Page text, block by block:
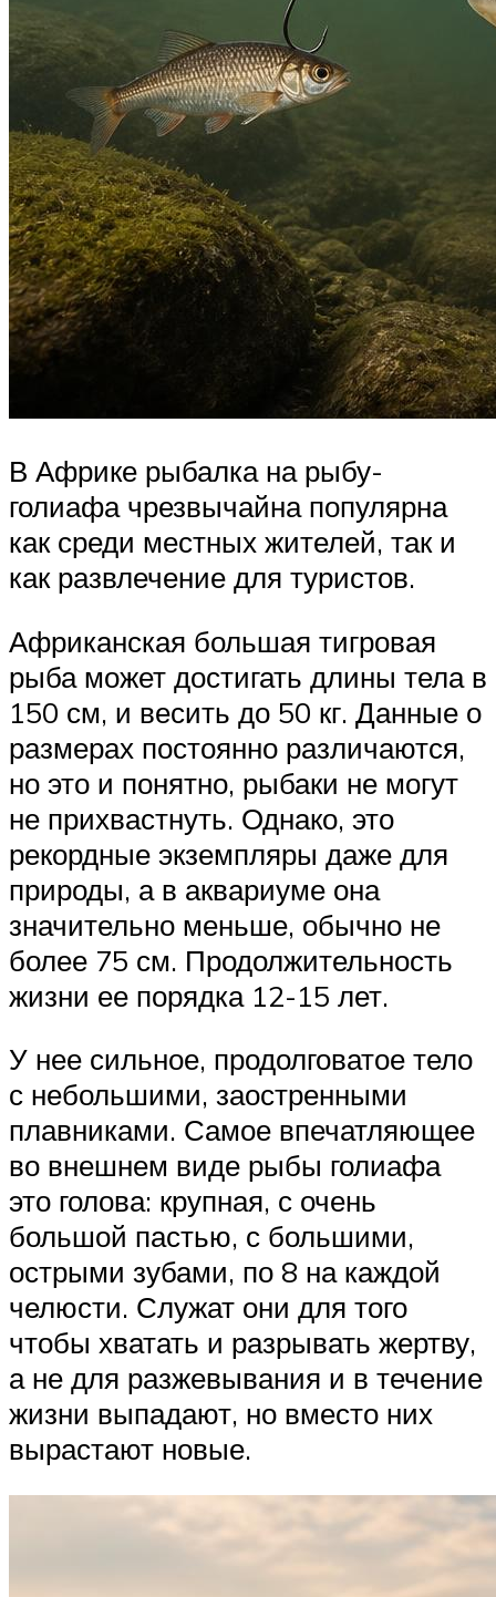
В Африке рыбалка на рыбу-
голиафа чрезвычайна популярна
как среди местных жителей, так и
как развлечение для туристов.
Африканская большая тигровая
рыба может достигать длины тела в
150 см, и весить до 50 кг. Данные о
размерах постоянно различаются,
но это и понятно, рыбаки не могут
не прихвастнуть. Однако, это
рекордные экземпляры даже для
природы, а в аквариуме она
значительно меньше, обычно не
более 75 см. Продолжительность
жизни ее порядка 12-15 лет.
У нее сильное, продолговатое тело
с небольшими, заостренными
плавниками. Самое впечатляющее
во внешнем виде рыбы голиафа
это голова: крупная, с очень
большой пастью, с большими,
острыми зубами, по 8 на каждой
челюсти. Служат они для того
чтобы хватать и разрывать жертву,
а не для разжевывания и в течение
жизни выпадают, но вместо них
вырастают новые.